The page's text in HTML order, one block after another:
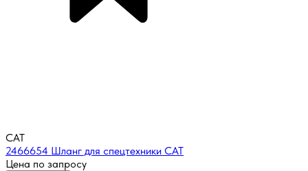
CAT
2466654 Шланг для спецтехники CAT
Цена по запросу